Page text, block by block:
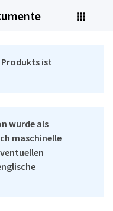
Produkts ist
wurde als
maschinelle